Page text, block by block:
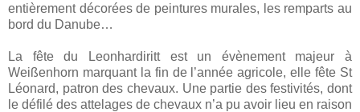
entièrement décorées de peintures murales, les remparts au
bord du Danube…
La fête du Leonhardiritt est un évènement majeur à
Weißenhorn marquant la fin de l’année agricole, elle fête St
Léonard, patron des chevaux. Une partie des festivités, dont
le défilé des attelages de chevaux n’a pu avoir lieu en raison